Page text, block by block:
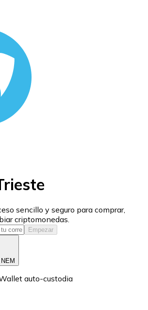
sencillo y seguro para comprar,
criptomonedas.
Empezar
auto-custodia